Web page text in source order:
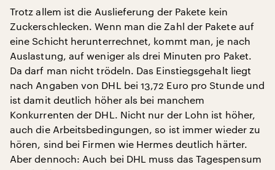
Trotz allem ist die Auslieferung der Pakete kein
Zuckerschlecken. Wenn man die Zahl der Pakete auf
eine Schicht herunterrechnet, kommt man, je nach
Auslastung, auf weniger als drei Minuten pro Paket.
Da darf man nicht trödeln. Das Einstiegsgehalt liegt
nach Angaben von DHL bei 13,72 Euro pro Stunde und
ist damit deutlich höher als bei manchem
Konkurrenten der DHL. Nicht nur der Lohn ist höher,
auch die Arbeitsbedingungen, so ist immer wieder zu
hören, sind bei Firmen wie Hermes deutlich härter.
Aber dennoch: Auch bei DHL muss das Tagespensum